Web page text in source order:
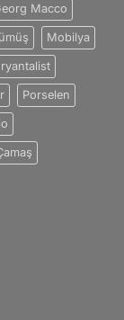
Macco
Mobilya
Porselen